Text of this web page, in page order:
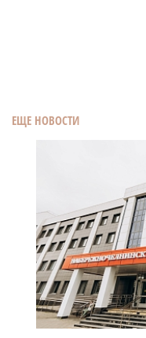
ЕЩЕ НОВОСТИ